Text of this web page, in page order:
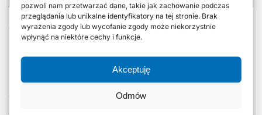
pozwoli nam przetwarzać dane, takie jak zachowanie podczas
przeglądania lub unikalne identyfikatory na tej stronie. Brak
wyrażenia zgody lub wycofanie zgody może niekorzystnie
wpłynąć na niektóre cechy i funkcje.
Akceptuję
Odmów
Jakie prawa ma wierzyciel?
swoich należności. Może to zrobić …